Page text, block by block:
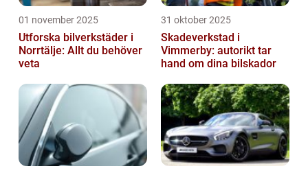
01 november 2025
Utforska bilverkstäder i
Norrtälje: Allt du behöver
veta
31 oktober 2025
Skadeverkstad i
Vimmerby: autorikt tar
hand om dina bilskador